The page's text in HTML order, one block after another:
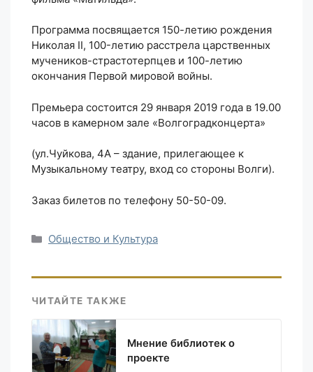
Программа посвящается 150-летию рождения
Николая II, 100-летию расстрела царственных
мучеников-страстотерпцев и 100-летию
окончания Первой мировой войны.
Премьера состоится 29 января 2019 года в 19.00
часов в камерном зале «Волгоградконцерта»
(ул.Чуйкова, 4А – здание, прилегающее к
Музыкальному театру, вход со стороны Волги).
Заказ билетов по телефону 50-50-09.
Рубрики
Общество и Культура
ЧИТАЙТЕ ТАКЖЕ
Мнение библиотек о
проекте